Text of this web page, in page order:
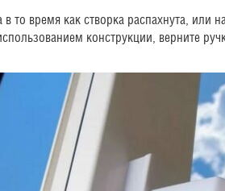
то время как створка распахнута,
конструкции, верните